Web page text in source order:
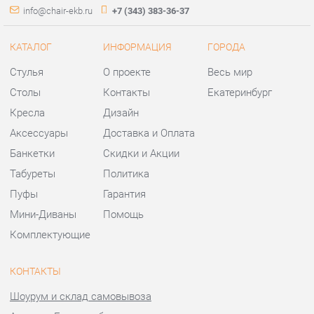
Аксессуары
Табуреты
Пуфы
Мини-Диваны
Комплектующие
Доставка и Оплата
Политика
Гарантия
Помощь
Шоурум и склад самовывоза
Адрес: г. Екатеринбург,
ул.Металлургов, 84
Телефон: +7 (343) 383-36-37
Пн - Пт:10:00 - 20:00 (GMT+5)